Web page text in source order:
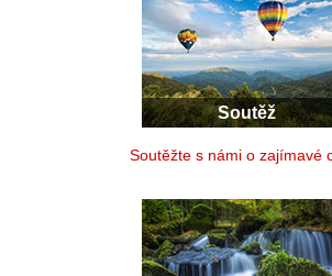
Soutěž
Soutěžte s námi o zajímavé